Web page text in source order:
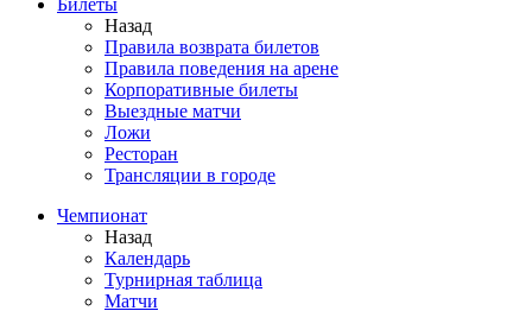
Билеты
Назад
Правила возврата билетов
Правила поведения на арене
Корпоративные билеты
Выездные матчи
Ложи
Ресторан
Трансляции в городе
Чемпионат
Назад
Календарь
Турнирная таблица
Матчи